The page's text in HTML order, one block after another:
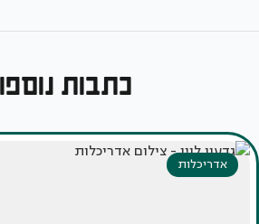
כתבות
אדריכלות